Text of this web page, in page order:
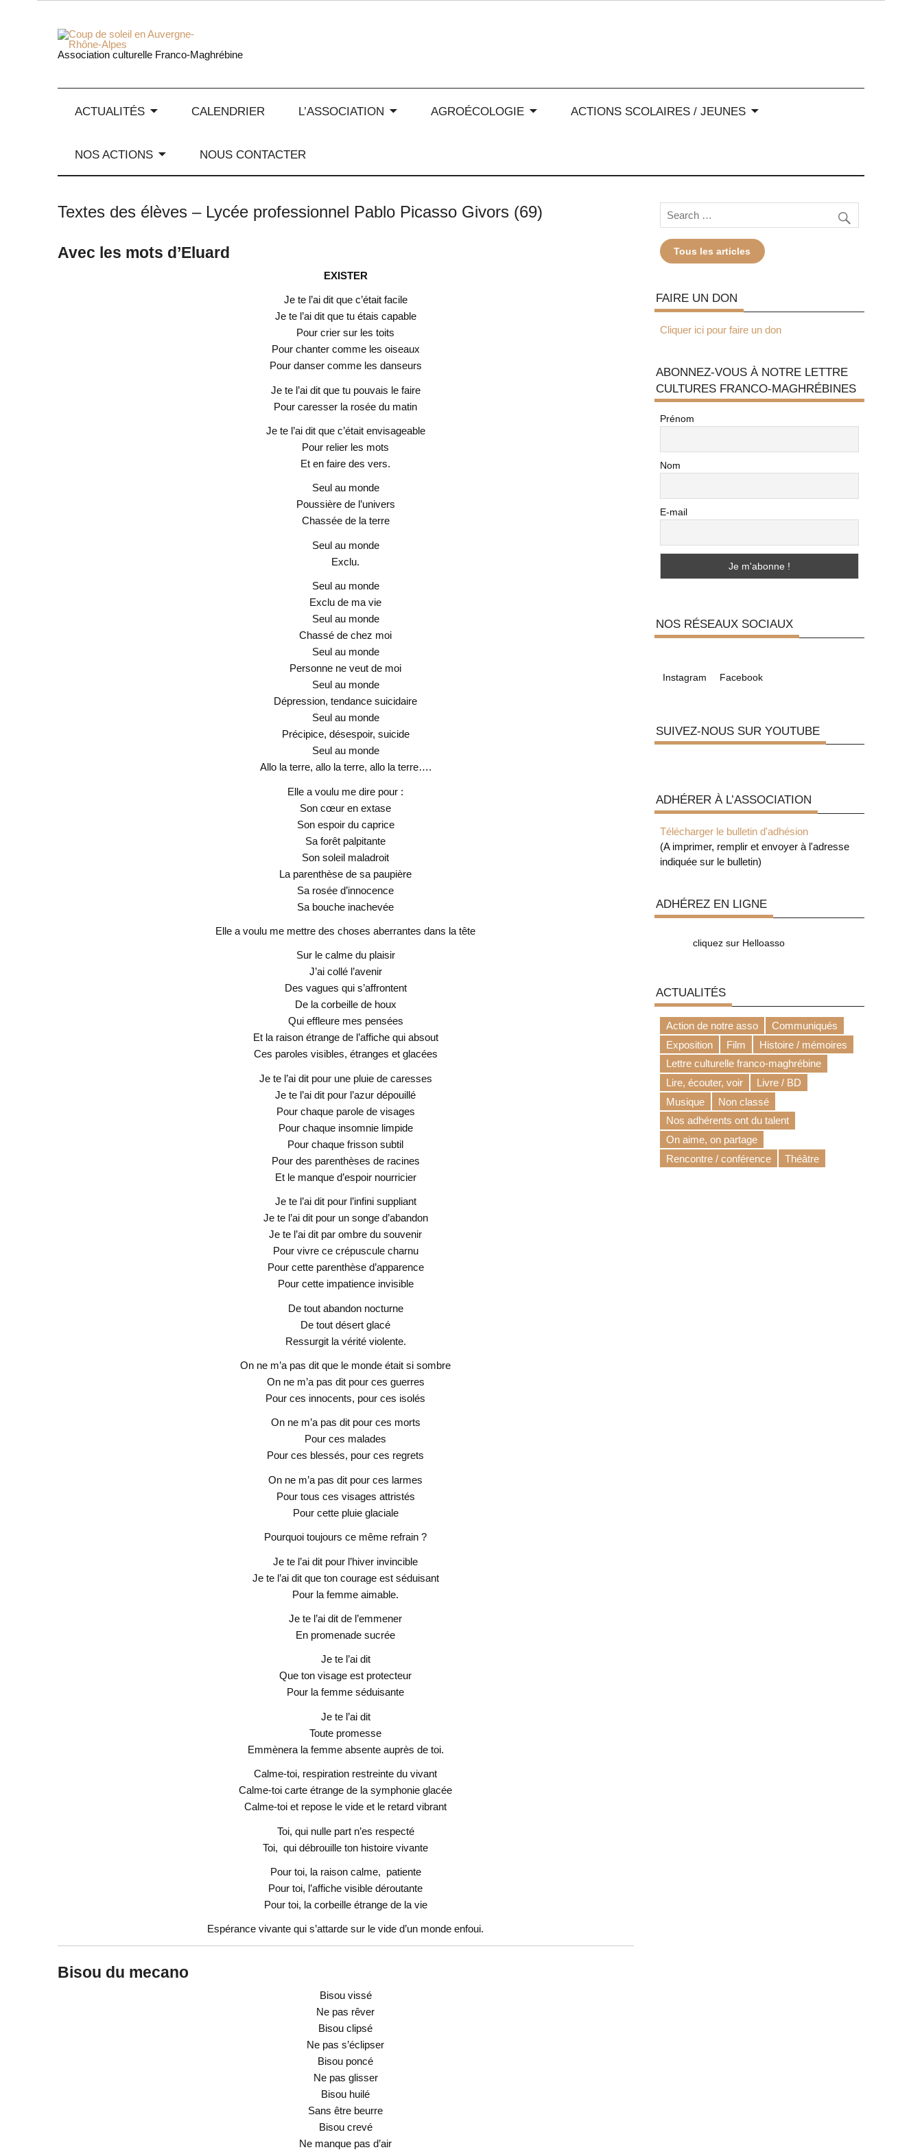
Coup de soleil en Auvergne-Rhône-Alpes
Association culturelle Franco-Maghrébine
ACTUALITÉS CALENDRIER L’ASSOCIATION AGROÉCOLOGIE ACTIONS SCOLAIRES / JEUNES
NOS ACTIONS NOUS CONTACTER
Textes des élèves – Lycée professionnel Pablo Picasso Givors (69)
Avec les mots d’Eluard
EXISTER
Je te l’ai dit que c’était facile
Je te l’ai dit que tu étais capable
Pour crier sur les toits
Pour chanter comme les oiseaux
Pour danser comme les danseurs
Je te l’ai dit que tu pouvais le faire
Pour caresser la rosée du matin
Je te l’ai dit que c’était envisageable
Pour relier les mots
Et en faire des vers.
Seul au monde
Poussière de l’univers
Chassée de la terre
Seul au monde
Exclu.
Seul au monde
Exclu de ma vie
Seul au monde
Chassé de chez moi
Seul au monde
Personne ne veut de moi
Seul au monde
Dépression, tendance suicidaire
Seul au monde
Précipice, désespoir, suicide
Seul au monde
Allo la terre, allo la terre, allo la terre….
Elle a voulu me dire pour :
Son cœur en extase
Son espoir du caprice
Sa forêt palpitante
Son soleil maladroit
La parenthèse de sa paupière
Sa rosée d’innocence
Sa bouche inachevée
Elle a voulu me mettre des choses aberrantes dans la tête
Sur le calme du plaisir
J’ai collé l’avenir
Des vagues qui s’affrontent
De la corbeille de houx
Qui effleure mes pensées
Et la raison étrange de l’affiche qui absout
Ces paroles visibles, étranges et glacées
Je te l’ai dit pour une pluie de caresses
Je te l’ai dit pour l’azur dépouillé
Pour chaque parole de visages
Pour chaque insomnie limpide
Pour chaque frisson subtil
Pour des parenthèses de racines
Et le manque d’espoir nourricier
Je te l’ai dit pour l’infini suppliant
Je te l’ai dit pour un songe d’abandon
Je te l’ai dit par ombre du souvenir
Pour vivre ce crépuscule charnu
Pour cette parenthèse d’apparence
Pour cette impatience invisible
De tout abandon nocturne
De tout désert glacé
Ressurgit la vérité violente.
On ne m’a pas dit que le monde était si sombre
On ne m’a pas dit pour ces guerres
Pour ces innocents, pour ces isolés
On ne m’a pas dit pour ces morts
Pour ces malades
Pour ces blessés, pour ces regrets
On ne m’a pas dit pour ces larmes
Pour tous ces visages attristés
Pour cette pluie glaciale
Pourquoi toujours ce même refrain ?
Je te l’ai dit pour l’hiver invincible
Je te l’ai dit que ton courage est séduisant
Pour la femme aimable.
Je te l’ai dit de l’emmener
En promenade sucrée
Je te l’ai dit
Que ton visage est protecteur
Pour la femme séduisante
Je te l’ai dit
Toute promesse
Emmènera la femme absente auprès de toi.
Calme-toi, respiration restreinte du vivant
Calme-toi carte étrange de la symphonie glacée
Calme-toi et repose le vide et le retard vibrant
Toi, qui nulle part n’es respecté
Toi, qui débrouille ton histoire vivante
Pour toi, la raison calme, patiente
Pour toi, l’affiche visible déroutante
Pour toi, la corbeille étrange de la vie
Espérance vivante qui s’attarde sur le vide d’un monde enfoui.
Bisou du mecano
Bisou vissé
Ne pas rêver
Bisou clipsé
Ne pas s’éclipser
Bisou poncé
Ne pas glisser
Bisou huilé
Sans être beurre
Bisou crevé
Ne manque pas d’air
Tous les articles
FAIRE UN DON
Cliquer ici pour faire un don
ABONNEZ-VOUS À NOTRE LETTRE
CULTURES FRANCO-MAGHRÉBINES
Prénom
Nom
E-mail
NOS RÉSEAUX SOCIAUX
Instagram Facebook
SUIVEZ-NOUS SUR YOUTUBE
ADHÉRER À L’ASSOCIATION
Télécharger le bulletin d'adhésion
(A imprimer, remplir et envoyer à l'adresse
indiquée sur le bulletin)
ADHÉREZ EN LIGNE
cliquez sur Helloasso
ACTUALITÉS
Action de notre asso
Communiqués
Exposition
Film
Histoire / mémoires
Lettre culturelle franco-maghrébine
Lire, écouter, voir
Livre / BD
Musique
Non classé
Nos adhérents ont du talent
On aime, on partage
Rencontre / conférence
Théâtre